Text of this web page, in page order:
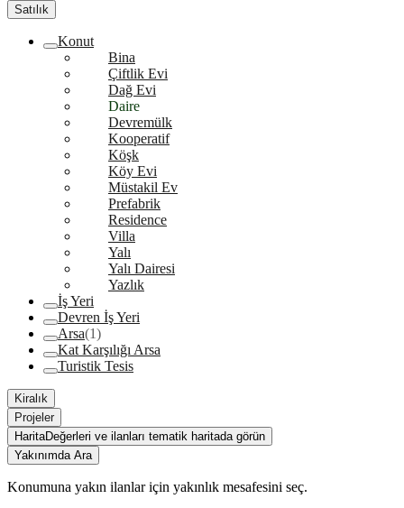
Satılık
Konut
Bina
Çiftlik Evi
Dağ Evi
Daire
Devremülk
Kooperatif
Köşk
Köy Evi
Müstakil Ev
Prefabrik
Residence
Villa
Yalı
Yalı Dairesi
Yazlık
İş Yeri
Devren İş Yeri
Arsa(1)
Kat Karşılığı Arsa
Turistik Tesis
Kiralık
Projeler
HaritaDeğerleri ve ilanları tematik haritada görün
Yakınımda Ara
Konumuna yakın ilanlar için yakınlık mesafesini seç.